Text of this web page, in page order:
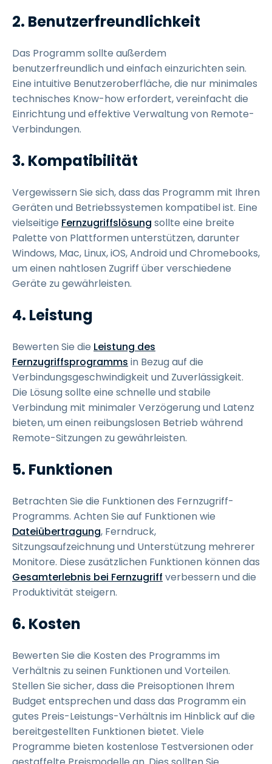
2. Benutzerfreundlichkeit
Das Programm sollte außerdem
benutzerfreundlich und einfach einzurichten sein.
Eine intuitive Benutzeroberfläche, die nur minimales
technisches Know-how erfordert, vereinfacht die
Einrichtung und effektive Verwaltung von Remote-
Verbindungen.
3. Kompatibilität
Vergewissern Sie sich, dass das Programm mit Ihren
Geräten und Betriebssystemen kompatibel ist. Eine
vielseitige Fernzugriffslösung sollte eine breite
Palette von Plattformen unterstützen, darunter
Windows, Mac, Linux, iOS, Android und Chromebooks,
um einen nahtlosen Zugriff über verschiedene
Geräte zu gewährleisten.
4. Leistung
Bewerten Sie die Leistung des
Fernzugriffsprogramms in Bezug auf die
Verbindungsgeschwindigkeit und Zuverlässigkeit.
Die Lösung sollte eine schnelle und stabile
Verbindung mit minimaler Verzögerung und Latenz
bieten, um einen reibungslosen Betrieb während
Remote-Sitzungen zu gewährleisten.
5. Funktionen
Betrachten Sie die Funktionen des Fernzugriff-
Programms. Achten Sie auf Funktionen wie
Dateiübertragung, Ferndruck,
Sitzungsaufzeichnung und Unterstützung mehrerer
Monitore. Diese zusätzlichen Funktionen können das
Gesamterlebnis bei Fernzugriff verbessern und die
Produktivität steigern.
6. Kosten
Bewerten Sie die Kosten des Programms im
Verhältnis zu seinen Funktionen und Vorteilen.
Stellen Sie sicher, dass die Preisoptionen Ihrem
Budget entsprechen und dass das Programm ein
gutes Preis-Leistungs-Verhältnis im Hinblick auf die
bereitgestellten Funktionen bietet. Viele
Programme bieten kostenlose Testversionen oder